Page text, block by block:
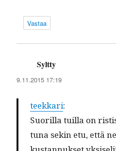
Vastaa
Syltty
9.11.2015 17:19
teekkari:
Suo­ril­la tuil­la on
tuna sekin etu, että